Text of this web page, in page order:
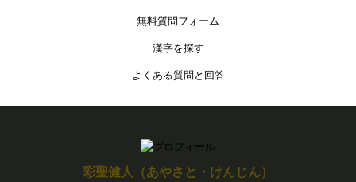
無料質問フォーム
漢字を探す
よくある質問と回答
彩聖健人（あやさと・けんじん）